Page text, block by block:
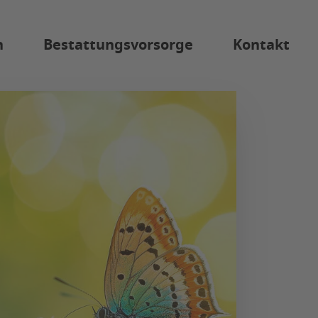
Diamantbestattung
Bestattungsvorsorge Kontakt